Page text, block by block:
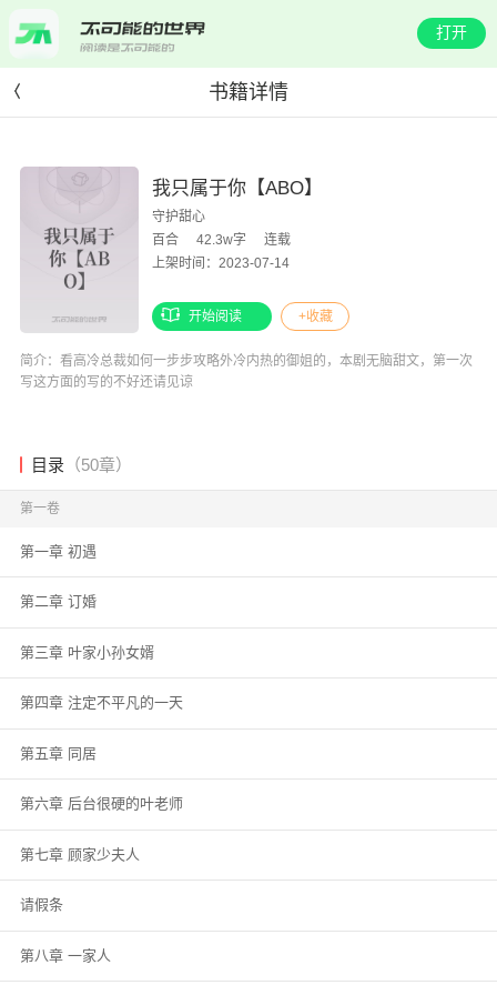
打开
书籍详情
我只属于你【ABO】
守护甜心
百合
42.3w字
连载
上架时间：2023-07-14
开始阅读 +收藏
简介：看高冷总裁如何一步步攻略外冷内热的御姐的，本剧无脑甜文，第一次
写这方面的写的不好还请见谅
目录 （50章）
第一卷
第一章 初遇
第二章 订婚
第三章 叶家小孙女婿
第四章 注定不平凡的一天
第五章 同居
第六章 后台很硬的叶老师
第七章 顾家少夫人
请假条
第八章 一家人